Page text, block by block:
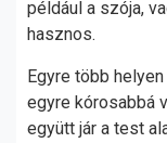
például a szója,
hasznos.
Egyre több
egyre kórosabbá
együtt jár a test